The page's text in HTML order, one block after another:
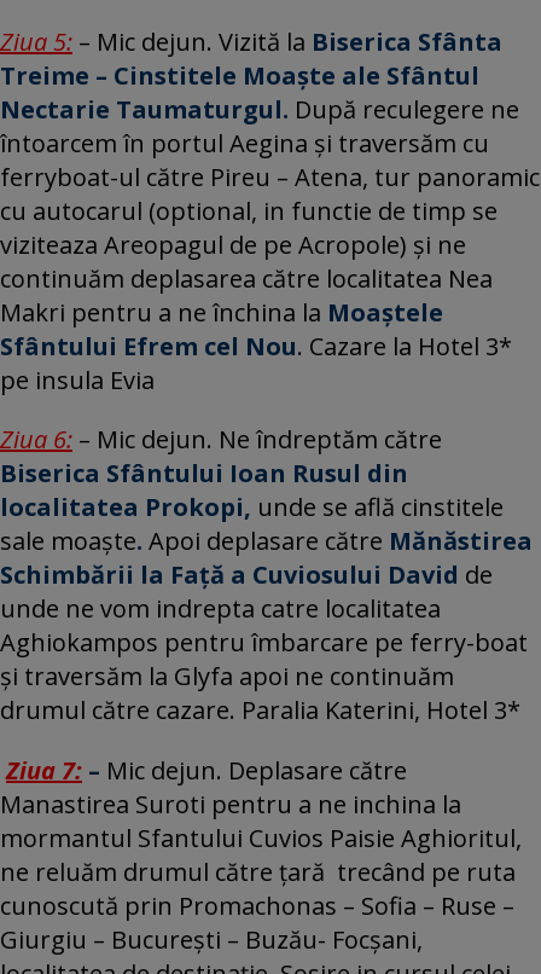
Ziua 5: – Mic dejun. Vizită la Biserica Sfânta
Treime – Cinstitele Moaște ale Sfântul
Nectarie Taumaturgul. După reculegere ne
întoarcem în portul Aegina și traversăm cu
ferryboat-ul către Pireu – Atena, tur panoramic
cu autocarul (optional, in functie de timp se
viziteaza Areopagul de pe Acropole) și ne
continuăm deplasarea către localitatea Nea
Makri pentru a ne închina la Moaștele
Sfântului Efrem cel Nou. Cazare la Hotel 3*
pe insula Evia
Ziua 6: – Mic dejun. Ne îndreptăm către
Biserica Sfântului Ioan Rusul din
localitatea Prokopi, unde se află cinstitele
sale moaște. Apoi deplasare către Mănăstirea
Schimbării la Față a Cuviosului David de
unde ne vom indrepta catre localitatea
Aghiokampos pentru îmbarcare pe ferry-boat
și traversăm la Glyfa apoi ne continuăm
drumul către cazare. Paralia Katerini, Hotel 3*
Ziua 7: – Mic dejun. Deplasare către
Manastirea Suroti pentru a ne inchina la
mormantul Sfantului Cuvios Paisie Aghioritul,
ne reluăm drumul către țară trecând pe ruta
cunoscută prin Promachonas – Sofia – Ruse –
Giurgiu – București – Buzău- Focșani,